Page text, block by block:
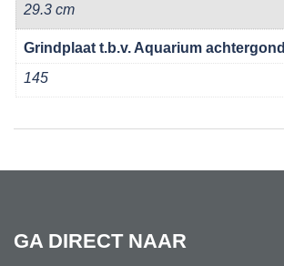
29.3 cm
Grindplaat t.b.v. Aquarium achtergond
145
GA DIRECT NAAR